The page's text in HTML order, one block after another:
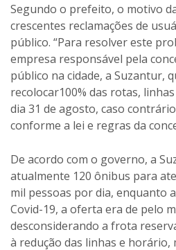
Segundo o prefeito, o motivo
crescentes reclamações de
público. “Para resolver este
empresa responsável pela
público na cidade, a Suzantur,
recolocar100% das rotas,
dia 31 de agosto, caso
conforme a lei e regras da
De acordo com o governo, a
atualmente 120 ônibus para
mil pessoas por dia, enquanto
Covid-19, a oferta era de pelo
desconsiderando a frota
à redução das linhas e horário,